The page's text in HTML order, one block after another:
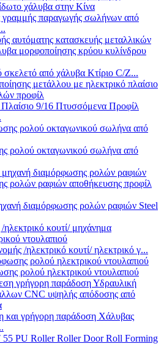
παραγωγής σωλήνων από
σκελετό από χάλυβα Κτίριο C/Z...
Πλαίσιο 9/16 Πτυσσόμενα Προφίλ
ρολού οκταγωνικού σωλήνα από
διαμόρφωσης ρολών ραφιών Steel
/ηλεκτρικό κουτί/ ηλεκτρικό γ...
ρολού ηλεκτρικού ντουλαπιού
και γρήγορη παράδοση Χάλυβας